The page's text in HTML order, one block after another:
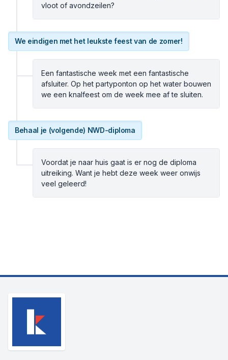
vloot of avondzeilen?
We eindigen met het leukste feest van de zomer!
Een fantastische week met een fantastische
afsluiter. Op het partyponton op het water bouwen
we een knalfeest om de week mee af te sluiten.
Behaal je (volgende) NWD-diploma
Voordat je naar huis gaat is er nog de diploma
uitreiking. Want je hebt deze week weer onwijs
veel geleerd!